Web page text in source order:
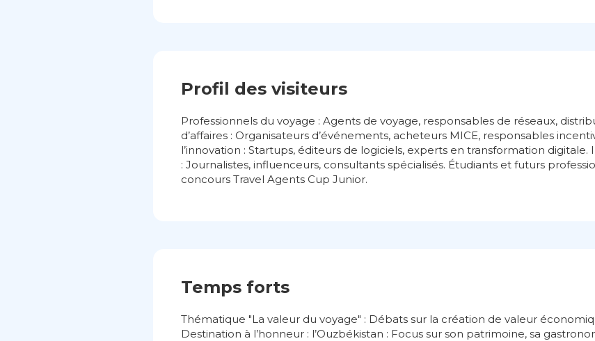
Profil des visiteurs
Professionnels du voyage : Agents de voyage, responsables de réseaux,
d’affaires : Organisateurs d’événements, acheteurs MICE, responsables
l’innovation : Startups, éditeurs de logiciels, experts en transformation
: Journalistes, influenceurs, consultants spécialisés. Étudiants et futurs
concours Travel Agents Cup Junior.
Temps forts
Thématique "La valeur du voyage" : Débats sur la création de valeur
Destination à l’honneur : l’Ouzbékistan : Focus sur son patrimoine, sa